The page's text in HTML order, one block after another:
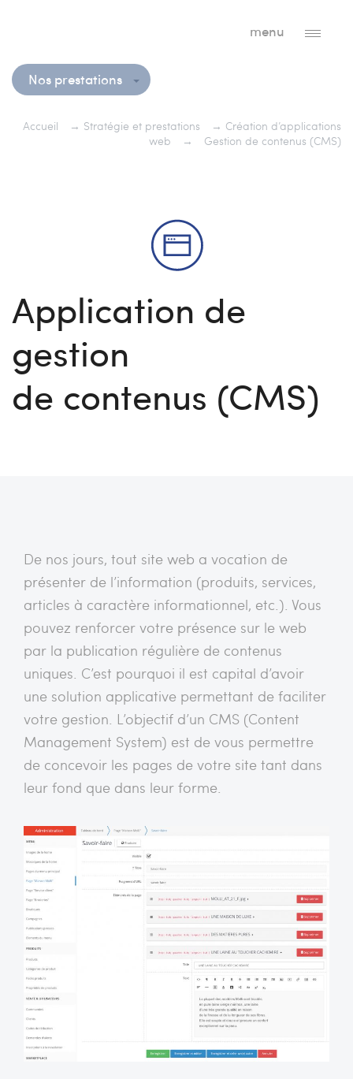
Nos prestations
menu
Accueil → Stratégie et prestations → Création d’applications
web
→ Gestion de contenus (CMS)
Application de
gestion
de contenus (CMS)
De nos jours, tout site web a vocation de
présenter de l’information (produits, services,
articles à caractère informationnel, etc.). Vous
pouvez renforcer votre présence sur le web
par la publication régulière de contenus
uniques. C’est pourquoi il est capital d’avoir
une solution applicative permettant de faciliter
votre gestion. L’objectif d’un CMS (Content
Management System) est de vous permettre
de concevoir les pages de votre site tant dans
leur fond que dans leur forme.